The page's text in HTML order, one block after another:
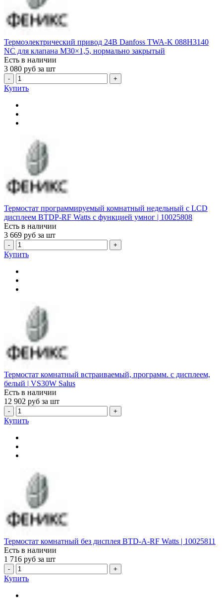
Термоэлектрический привод 24В Danfoss TWA-K 088H3140
NC для клапана М30×1,5, нормально закрытый
Есть в наличии
3 080 руб за шт
- +
Купить
Термостат программируемый комнатный недельный c LCD
дисплеем BTDP-RF Watts с функцией умног | 10025808
Есть в наличии
3 669 руб за шт
- +
Купить
Термостат комнатный встраиваемый, программ. с дисплеем,
белый | VS30W Salus
Есть в наличии
12 902 руб за шт
- +
Купить
Термостат комнатный без дисплея BTD-A-RF Watts | 10025811
Есть в наличии
1 716 руб за шт
- +
Купить